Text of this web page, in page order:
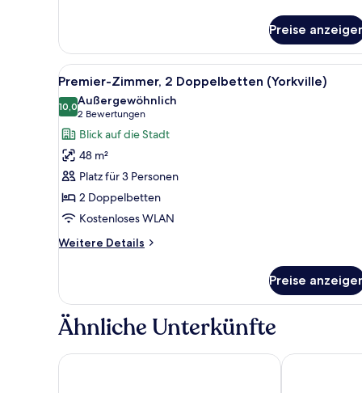
Suite,
Schlafzimmer
(King
Bed)
Preise
Alle
Fotos
für
Premier-
Zimmer,
2 Doppelbetten
(Yorkville)
anzeigen
Ein Hotelzimmer mit zwei
5
Premier-Zimmer, 2 Doppelbetten (Yorkville)
10,010,0 von 10
Außergewöhnlich
2 Bewertungen
(2
Bewertungen)
Blick auf die Stadt
48 m²
Platz für 3 Personen
2 Doppelbetten
Kostenloses WLAN
Weitere Details
Weitere
Zimmer,
2 Doppelbetten
(Yorkville)
Preise
Ähnliche Unterkünfte
Fairmont Royal York Chelsea